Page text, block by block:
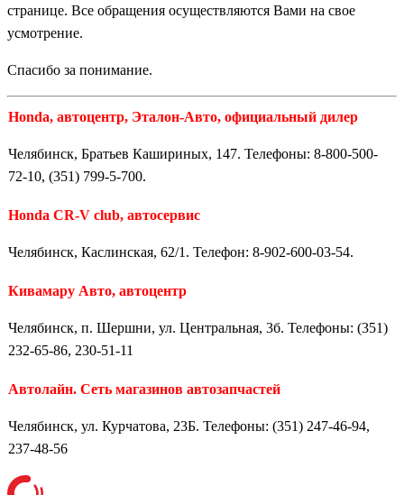
странице. Все обращения осуществляются Вами на свое
усмотрение.
Спасибо за понимание.
Honda, автоцентр, Эталон-Авто, официальный дилер
Челябинск, Братьев Кашириных, 147. Телефоны: 8-800-500-
72-10, (351) 799-5-700.
Honda CR-V club, автосервис
Челябинск, Каслинская, 62/1. Телефон: 8-902-600-03-54.
Кивамару Авто, автоцентр
Челябинск, п. Шершни, ул. Центральная, 3б. Телефоны: (351)
232-65-86, 230-51-11
Автолайн. Сеть магазинов автозапчастей
Челябинск, ул. Курчатова, 23Б. Телефоны: (351) 247-46-94,
237-48-56